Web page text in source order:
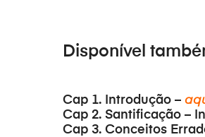
Disponível
Cap 1. Introdução –
Cap 2. Santificação –
Cap 3. Conceitos